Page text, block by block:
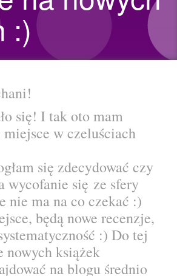
:)
się! I tak oto mam
miejsce w czeluściach
się zdecydować czy
wycofanie się ze sfery
nie ma na co czekać :)
będą nowe recenzje,
:) Do tej
nowych książek
na blogu średnio